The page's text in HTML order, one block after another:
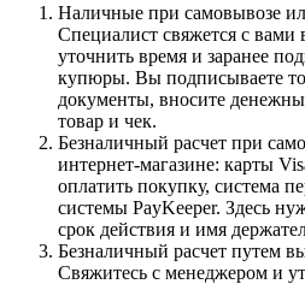
Наличные при самовывозе
Специалист свяжется с вами
уточнить время и заранее
купюры. Вы подписываете
документы, вносите
товар и чек.
Безналичный расчет при
интернет-магазине: карты
оплатить покупку, система
системы PayKeeper. Здесь
срок действия и имя
Безналичный расчет путем
Свяжитесь с менеджером и